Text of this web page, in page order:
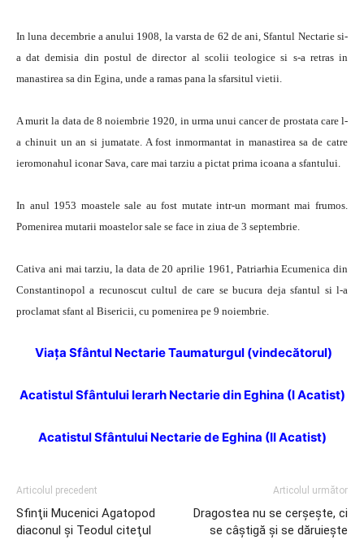
In luna decembrie a anului 1908, la varsta de 62 de ani, Sfantul Nectarie si-
a dat demisia din postul de director al scolii teologice si s-a retras in
manastirea sa din Egina, unde a ramas pana la sfarsitul vietii.
A murit la data de 8 noiembrie 1920, in urma unui cancer de prostata care l-
a chinuit un an si jumatate. A fost inmormantat in manastirea sa de catre
ieromonahul iconar Sava, care mai tarziu a pictat prima icoana a sfantului.
In anul 1953 moastele sale au fost mutate intr-un mormant mai frumos.
Pomenirea mutarii moastelor sale se face in ziua de 3 septembrie.
Cativa ani mai tarziu, la data de 20 aprilie 1961, Patriarhia Ecumenica din
Constantinopol a recunoscut cultul de care se bucura deja sfantul si l-a
proclamat sfant al Bisericii, cu pomenirea pe 9 noiembrie.
Viaţa Sfântul Nectarie Taumaturgul (vindecătorul)
Acatistul Sfântului Ierarh Nectarie din Eghina (I Acatist)
Acatistul Sfântului Nectarie de Eghina (II Acatist)
Articolul precedent
Sfinţii Mucenici Agatopod
diaconul şi Teodul citeţul
Articolul următor
Dragostea nu se cerşeşte, ci
se câştigă şi se dăruieşte